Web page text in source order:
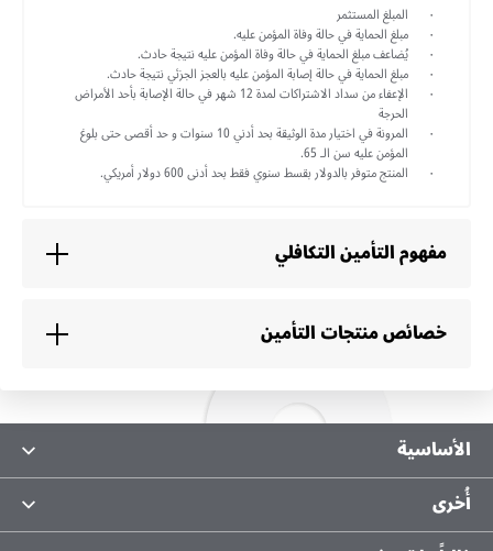
المبلغ المستثمر
مبلغ الحماية في حالة وفاة المؤمن عليه.
يُضاعف مبلغ الحماية في حالة وفاة المؤمن عليه نتيجة حادث.
مبلغ الحماية في حالة إصابة المؤمن عليه بالعجز الجزئي نتيجة حادث.
الإعفاء من سداد الاشتراكات لمدة 12 شهر في حالة الإصابة بأحد الأمراض
الحرجة
المرونة في اختيار مدة الوثيقة بحد أدني 10 سنوات و حد أقصى حتى بلوغ
المؤمن عليه سن الـ 65.
المنتج متوفر بالدولار بقسط سنوي فقط بحد أدنى 600 دولار أمريكي.
مفهوم التأمين التكافلي
خصائص منتجات التأمين
الأساسية
معلومات عنا
ثراء
أُخرى